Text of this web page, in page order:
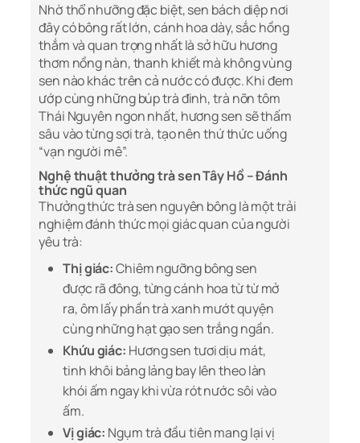
Nhờ thổ nhưỡng đặc biệt, sen bách diệp nơi
đây có bông rất lớn, cánh hoa dày, sắc hồng
thắm và quan trọng nhất là sở hữu hương
thơm nồng nàn, thanh khiết mà không vùng
sen nào khác trên cả nước có được. Khi đem
ướp cùng những búp trà đinh, trà nõn tôm
Thái Nguyên ngon nhất, hương sen sẽ thấm
sâu vào từng sợi trà, tạo nên thứ thức uống
“vạn người mê”.
Nghệ thuật thưởng trà sen Tây Hồ – Đánh
thức ngũ quan
Thưởng thức trà sen nguyên bông là một trải
nghiệm đánh thức mọi giác quan của người
yêu trà:
Thị giác:Chiêm ngưỡng bông sen
được rã đông, từng cánh hoa từ từ mở
ra, ôm lấy phần trà xanh mướt quyện
cùng những hạt gạo sen trắng ngần.
Khứu giác: Hương sen tươi dịu mát,
tinh khôi bảng lảng bay lên theo làn
khói ấm ngay khi vừa rót nước sôi vào
ấm.
Vị giác: Ngụm trà đầu tiên mang lại vị